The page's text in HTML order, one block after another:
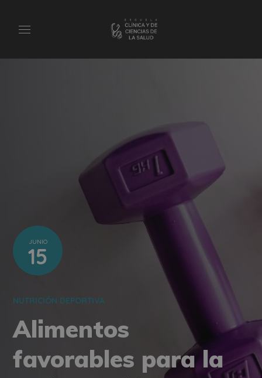
JUNIO
15
NUTRICIÓN DEPORTIVA
Alimentos
favorables para la